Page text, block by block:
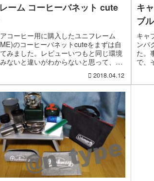
ーム コーヒーバネット cute
コーヒー用に購入したユニフレーム
のコーヒーバネットcuteをまずは自
みました。レビューいつもと同じ環境
ないと違いがわからないと思って、コ
2018.04.12
キ
ブ
キャ
ンパ
た。
で、